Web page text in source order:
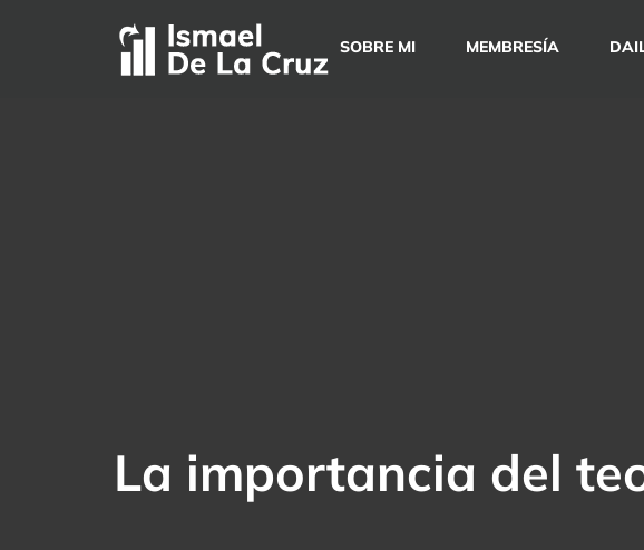
SOBRE MI MEMBRESÍA
La importancia del